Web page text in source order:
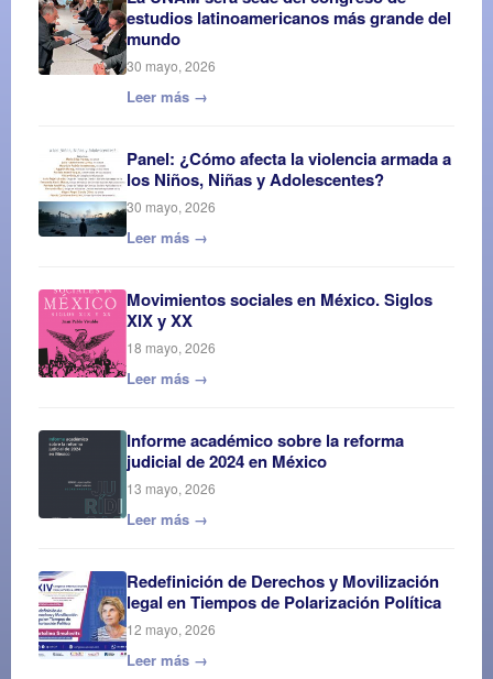
estudios latinoamericanos más grande del
mundo
30 mayo, 2026
Leer más →
Panel: ¿Cómo afecta la violencia armada a
los Niños, Niñas y Adolescentes?
30 mayo, 2026
Leer más →
Movimientos sociales en México. Siglos
XIX y XX
18 mayo, 2026
Leer más →
Informe académico sobre la reforma
judicial de 2024 en México
13 mayo, 2026
Leer más →
Redefinición de Derechos y Movilización
legal en Tiempos de Polarización Política
12 mayo, 2026
Leer más →